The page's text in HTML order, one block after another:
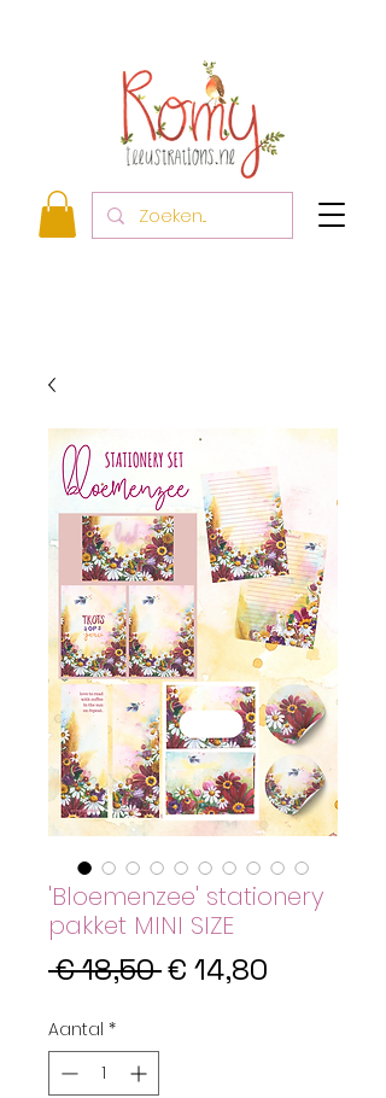
'Bloemenzee' stationery
pakket MINI SIZE
€ 18,50 Normale
€ 14,80
Aantal *